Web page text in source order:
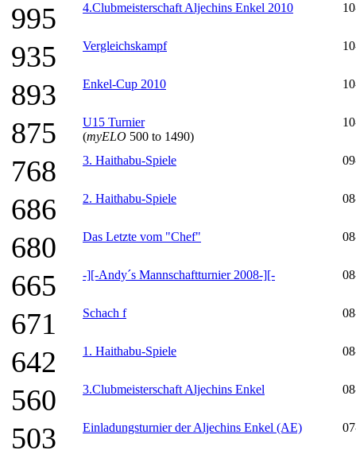
995 4.Clubmeisterschaft Aljechins Enkel 2010
935 Vergleichskampf
893 Enkel-Cup 2010
875
U15 Turnier
(myELO 500 to 1490)
768 3. Haithabu-Spiele
686 2. Haithabu-Spiele
680 Das Letzte vom "Chef"
665 -][-Andy´s Mannschaftturnier 2008-][-
671 Schach f
642 1. Haithabu-Spiele
560 3.Clubmeisterschaft Aljechins Enkel
503 Einladungsturnier der Aljechins Enkel (AE)